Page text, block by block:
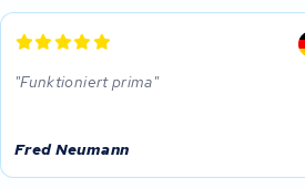
Funktioniert prima
Fred Neumann